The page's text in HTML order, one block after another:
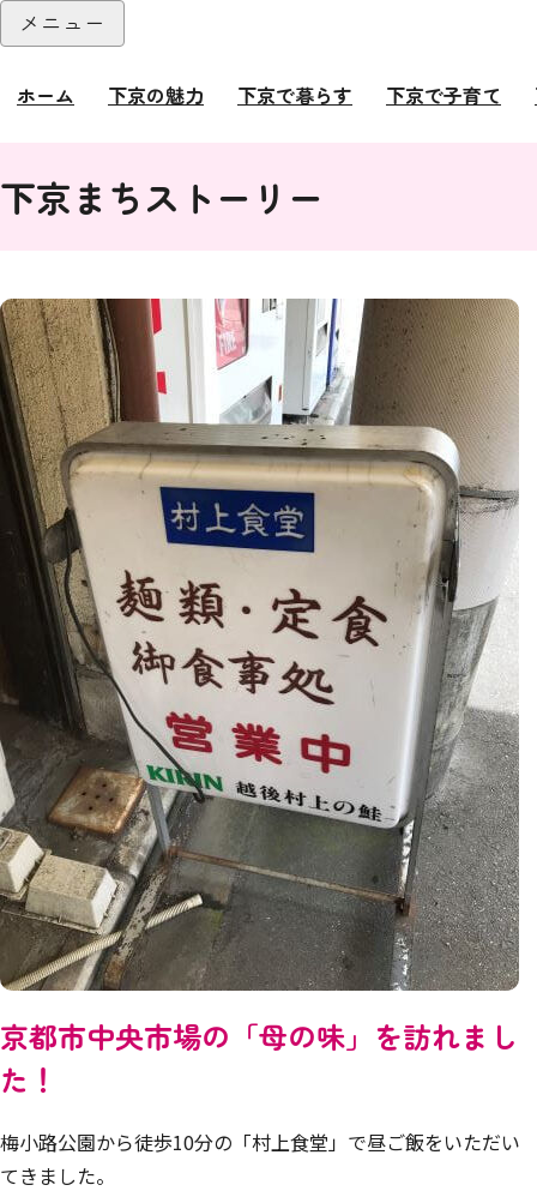
本文へ
メニュー
ホーム 下京の魅力 下京で暮らす 下京で子育て
下京まちストーリー
京都市中央市場の「母の味」を訪れまし
た！
梅小路公園から徒歩10分の「村上食堂」で昼ご飯をいただい
てきました。